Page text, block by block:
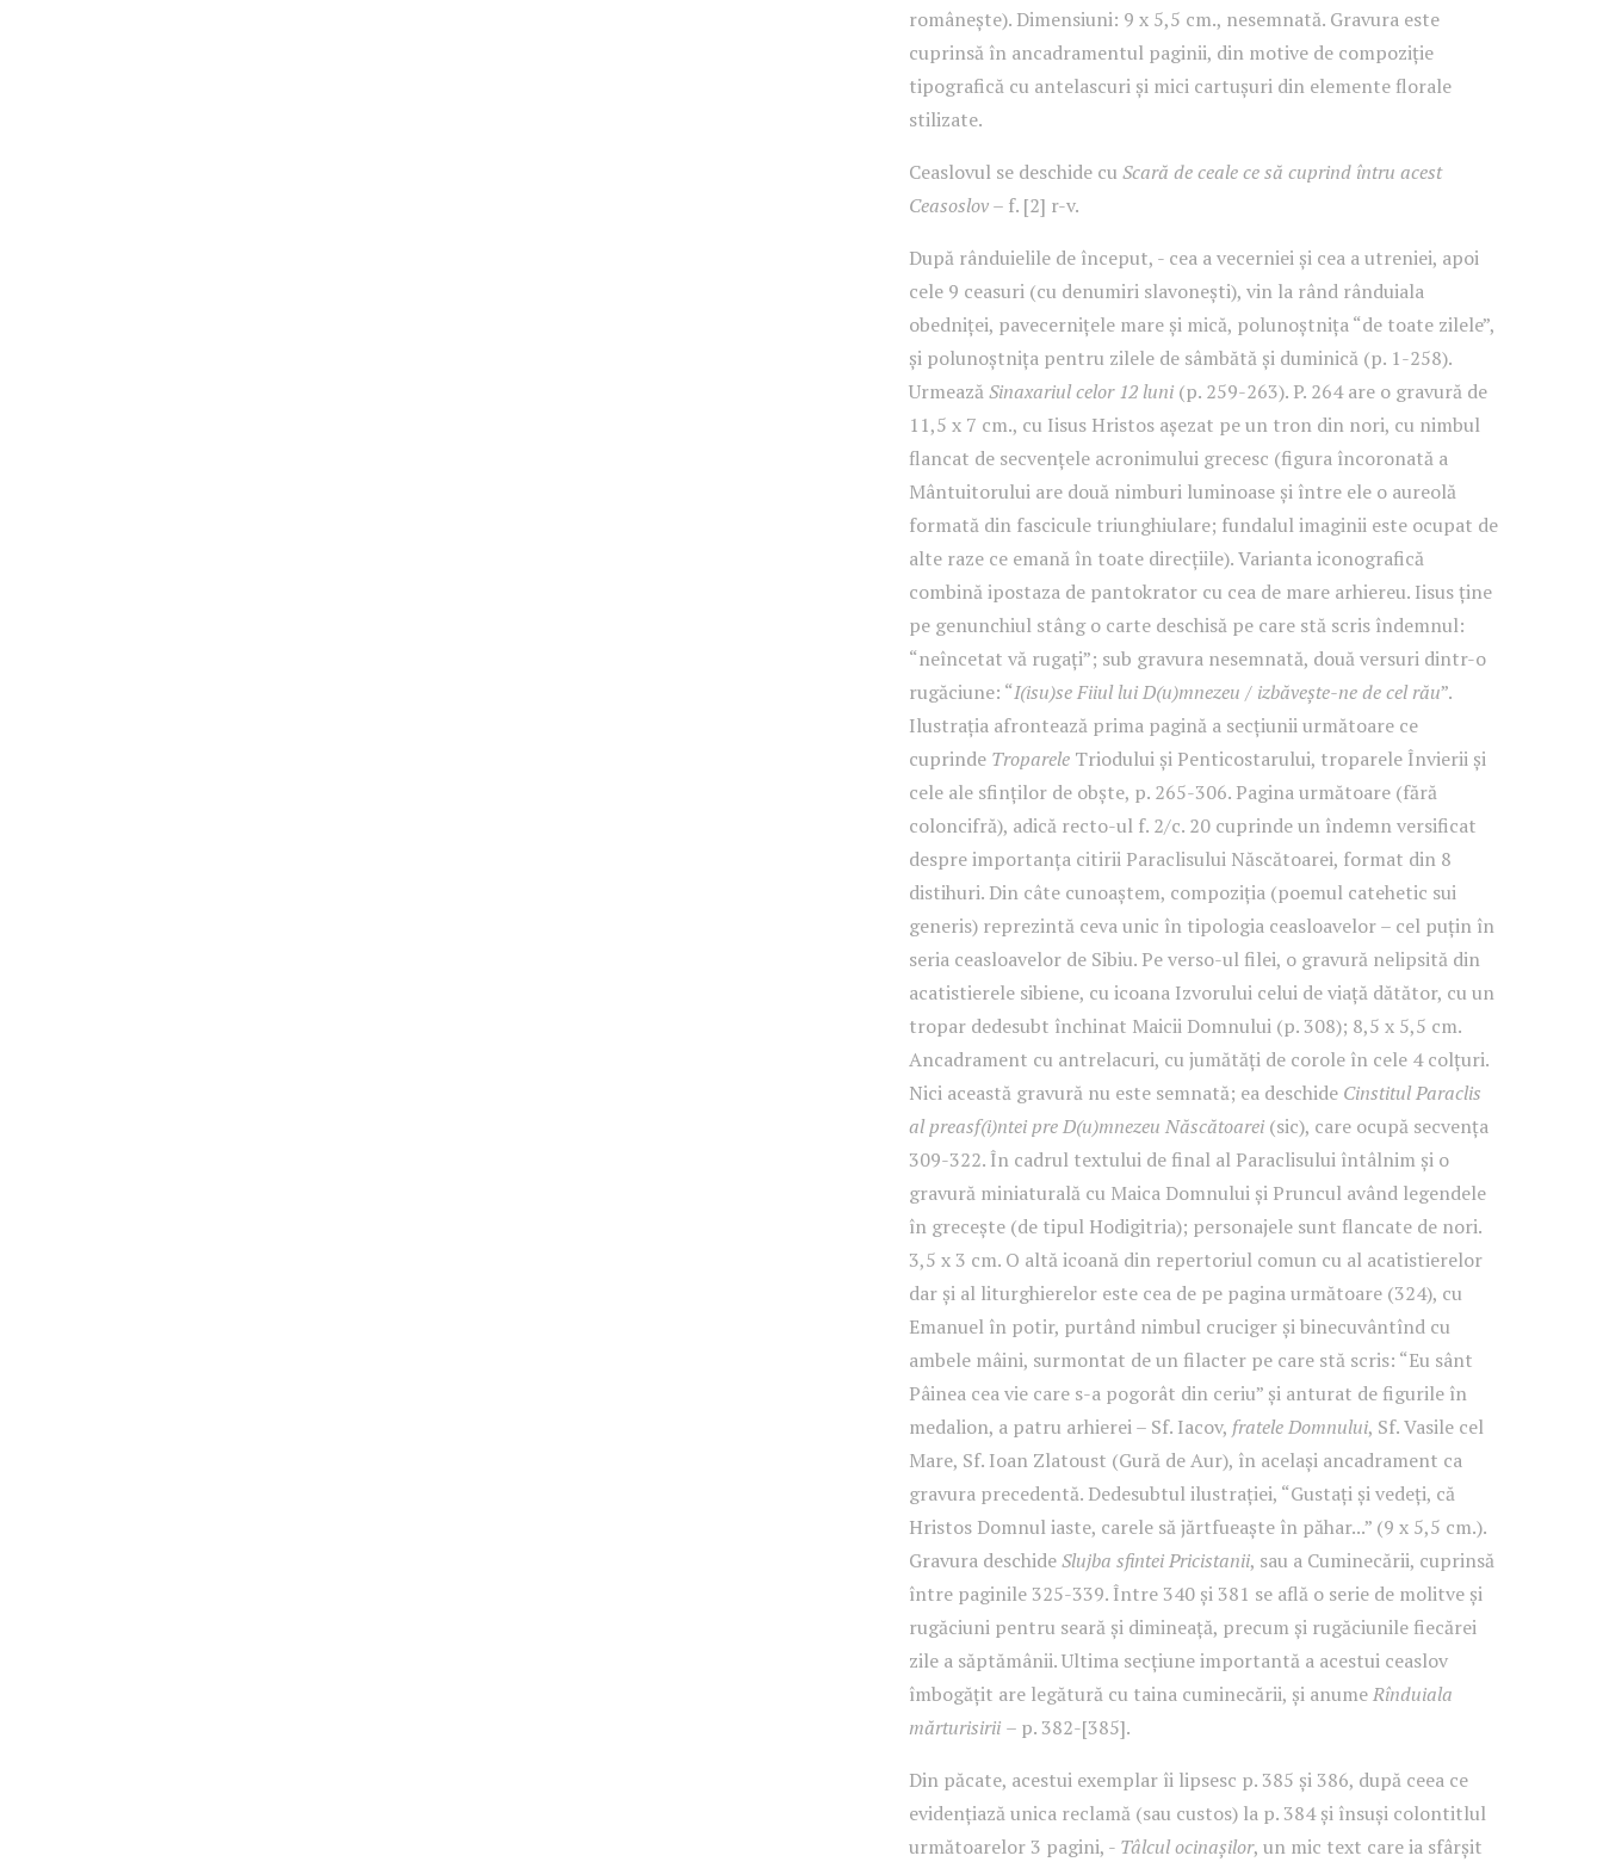
românește). Dimensiuni: 9 x 5,5 cm., nesemnată. Gravura este
cuprinsă în ancadramentul paginii, din motive de compoziție
tipografică cu antelascuri și mici cartușuri din elemente florale
stilizate.
Ceaslovul se deschide cu Scară de ceale ce să cuprind întru acest
Ceasoslov– f. [2] r-v.
După rânduielile de început, - cea a vecerniei și cea a utreniei, apoi
cele 9 ceasuri (cu denumiri slavonești), vin la rând rânduiala
obedniței, pavecernițele mare și mică, polunoștnița “de toate zilele”,
și polunoștnița pentru zilele de sâmbătă și duminică (p. 1-258).
UrmeazăSinaxariul celor 12 luni (p. 259-263). P. 264 are o gravură de
11,5 x 7 cm., cu Iisus Hristos așezat pe un tron din nori, cu nimbul
flancat de secvențele acronimului grecesc (figura încoronată a
Mântuitorului are două nimburi luminoase și între ele o aureolă
formată din fascicule triunghiulare; fundalul imaginii este ocupat de
alte raze ce emană în toate direcțiile). Varianta iconografică
combină ipostaza de pantokrator cu cea de mare arhiereu. Iisus ține
pe genunchiul stâng o carte deschisă pe care stă scris îndemnul:
“neîncetat vă rugați”; sub gravura nesemnată, două versuri dintr-o
rugăciune: “I(isu)se Fiiul lui D(u)mnezeu / izbăvește-ne de cel rău”.
Ilustrația afrontează prima pagină a secțiunii următoare ce
cuprinde Troparele Triodului și Penticostarului, troparele Învierii și
cele ale sfinților de obște, p. 265-306. Pagina următoare (fără
coloncifră), adică recto-ul f. 2/c. 20 cuprinde un îndemn versificat
despre importanța citirii Paraclisului Născătoarei, format din 8
distihuri. Din câte cunoaștem, compoziția (poemul catehetic sui
generis) reprezintă ceva unic în tipologia ceasloavelor – cel puțin în
seria ceasloavelor de Sibiu. Pe verso-ul filei, o gravură nelipsită din
acatistierele sibiene, cu icoana Izvorului celui de viață dătător, cu un
tropar dedesubt închinat Maicii Domnului (p. 308); 8,5 x 5,5 cm.
Ancadrament cu antrelacuri, cu jumătăți de corole în cele 4 colțuri.
Nici această gravură nu este semnată; ea deschide Cinstitul Paraclis
al preasf(i)ntei pre D(u)mnezeu Născătoarei (sic), care ocupă secvența
309-322. În cadrul textului de final al Paraclisului întâlnim și o
gravură miniaturală cu Maica Domnului și Pruncul având legendele
în grecește (de tipul Hodigitria); personajele sunt flancate de nori.
3,5 x 3 cm. O altă icoană din repertoriul comun cu al acatistierelor
dar și al liturghierelor este cea de pe pagina următoare (324), cu
Emanuel în potir, purtând nimbul cruciger și binecuvântînd cu
ambele mâini, surmontat de un filacter pe care stă scris: “Eu sânt
Pâinea cea vie care s-a pogorât din ceriu” și anturat de figurile în
medalion, a patru arhierei – Sf. Iacov, fratele Domnului, Sf. Vasile cel
Mare, Sf. Ioan Zlatoust (Gură de Aur), în același ancadrament ca
gravura precedentă. Dedesubtul ilustrației, “Gustați și vedeți, că
Hristos Domnul iaste, carele să jărtfueaște în păhar...” (9 x 5,5 cm.).
Gravura deschideSlujba sfintei Pricistanii, sau a Cuminecării, cuprinsă
între paginile 325-339. Între 340 și 381 se află o serie de molitve și
rugăciuni pentru seară și dimineață, precum și rugăciunile fiecărei
zile a săptămânii. Ultima secțiune importantă a acestui ceaslov
îmbogățit are legătură cu taina cuminecării, și anumeRînduiala
mărturisirii – p. 382-[385].
Din păcate, acestui exemplar îi lipsesc p. 385 și 386, după ceea ce
evidențiază unica reclamă (sau custos) la p. 384 și însuși colontitlul
următoarelor 3 pagini, - Tâlcul ocinașilor, un mic text care ia sfârșit